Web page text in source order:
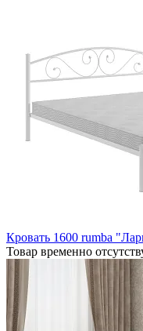
Кровать 1600 rumba
Товар временно